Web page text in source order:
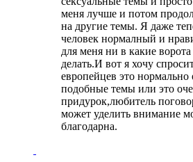
меня лучше и потом
на другие темы. Я даже
человек нормалный и
для меня ни в какие
делать.И вот я хочу
европейцев это нормально
подобные темы или это
придурок,любитель
может уделить внимание
благодарна.